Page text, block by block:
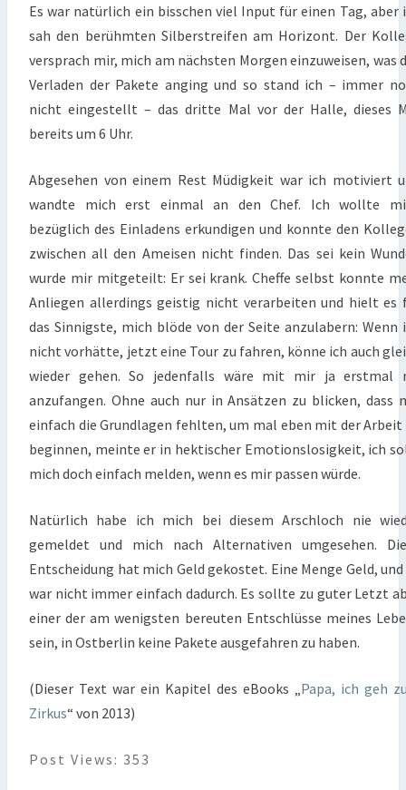
Es war natürlich ein bisschen viel Input für einen Tag, aber
sah den berühmten Silberstreifen am Horizont. Der
versprach mir, mich am nächsten Morgen einzuweisen, was
Verladen der Pakete anging und so stand ich – immer
nicht eingestellt – das dritte Mal vor der Halle, dieses
bereits um 6 Uhr.
Abgesehen von einem Rest Müdigkeit war ich motiviert
wandte mich erst einmal an den Chef. Ich wollte
bezüglich des Einladens erkundigen und konnte den
zwischen all den Ameisen nicht finden. Das sei kein
wurde mir mitgeteilt: Er sei krank. Cheffe selbst konnte
Anliegen allerdings geistig nicht verarbeiten und hielt es
das Sinnigste, mich blöde von der Seite anzulabern: Wenn
nicht vorhätte, jetzt eine Tour zu fahren, könne ich auch
wieder gehen. So jedenfalls wäre mit mir ja erstmal
anzufangen. Ohne auch nur in Ansätzen zu blicken, dass
einfach die Grundlagen fehlten, um mal eben mit der Arbeit
beginnen, meinte er in hektischer Emotionslosigkeit, ich
mich doch einfach melden, wenn es mir passen würde.
Natürlich habe ich mich bei diesem Arschloch nie
gemeldet und mich nach Alternativen umgesehen.
Entscheidung hat mich Geld gekostet. Eine Menge Geld, und
war nicht immer einfach dadurch. Es sollte zu guter Letzt
einer der am wenigsten bereuten Entschlüsse meines
sein, in Ostberlin keine Pakete ausgefahren zu haben.
(Dieser Text war ein Kapitel des eBooks „ Papa, ich geh
Zirkus“ von 2013)
Post Views: 353